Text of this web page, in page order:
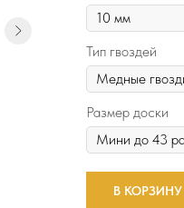
Тип гвоздей
Размер доски
В КОРЗИНУ